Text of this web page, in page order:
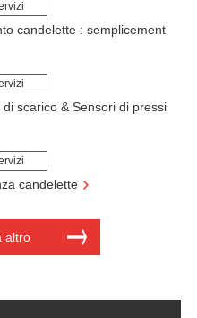
candelette : semplicement
scarico & Sensori di pressi
candelette
altro